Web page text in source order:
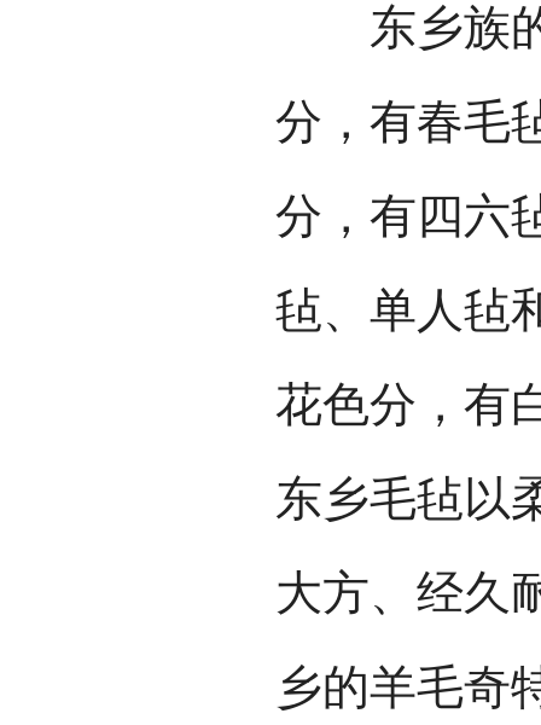
东乡族的
分，有春毛
分，有四六
毡、单人毡
花色分，有
东乡毛毡以
大方、经久
乡的羊毛奇